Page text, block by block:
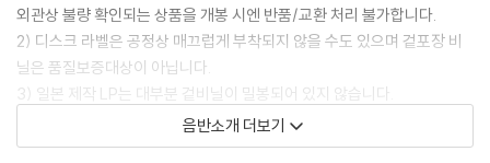
외관상 불량 확인되는 상품을 개봉 시엔 반품/교환 처리 불가합니다.
2) 디스크 라벨은 공정상 매끄럽게 부착되지 않을 수도 있으며 겉포장 비
닐은 품질보증대상이 아닙니다.
3) 일본 제작 LP는 대부분 겉비닐이 밀봉되어 있지 않습니다.
4) 디지털 다운로드 코드는 본사에서 공지 없이 증정 종료될 수 있습니다.
음반소개 더보기